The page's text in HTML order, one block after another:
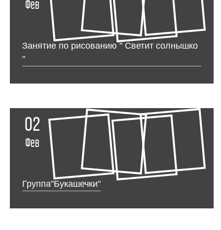
Фев
Занятие по рисованию " Светит солнышко
"
02
Фев
Группа"Букашечки"